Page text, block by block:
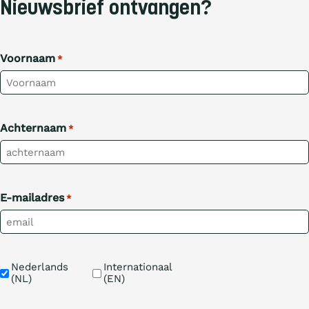
Nieuwsbrief ontvangen?
Voornaam *
Achternaam *
E-mailadres *
TaalNederlands
(NL)
Internationaal
(EN)